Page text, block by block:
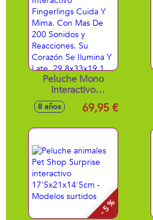
Peluche Mono
Interactivo
Fingerlings Cuida Y
Mima. Con Mas De
Corazón Se Ilumina
Y Late.
29.8x33x19.1 cm
8 años 69,95 €
- 5 %